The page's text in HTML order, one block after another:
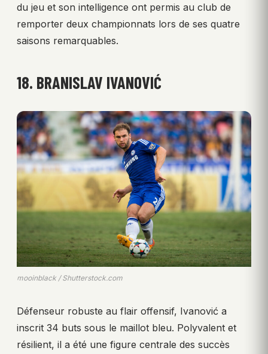
du jeu et son intelligence ont permis au club de
remporter deux championnats lors de ses quatre
saisons remarquables.
18. BRANISLAV IVANOVIĆ
mooinblack / Shutterstock.com
Défenseur robuste au flair offensif, Ivanović a
inscrit 34 buts sous le maillot bleu. Polyvalent et
résilient, il a été une figure centrale des succès